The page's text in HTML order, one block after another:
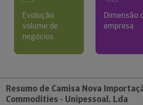
Evolução
volume de
negócios
Dimensão
empresa
Resumo de Camisa Nova
Commodities - Unipessoal, Lda